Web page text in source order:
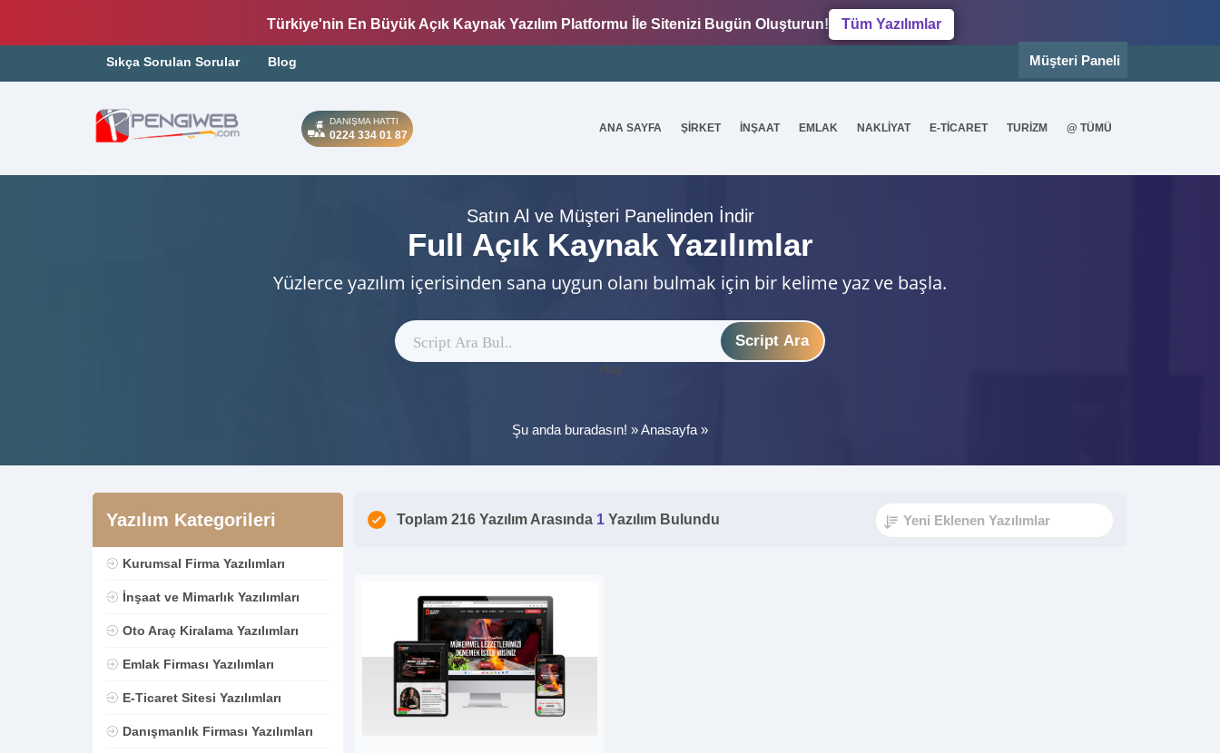
Türkiye'nin En Büyük Açık Kaynak Yazılım Platformu İle Sitenizi Bugün Oluşturun! Tüm Yazılımlar
Sıkça Sorulan Sorular Blog Müşteri Paneli
DANIŞMA HATTI
0224 334 01 87
ANA SAYFA ŞİRKET İNŞAAT EMLAK NAKLİYAT E-TİCARET TURİZM @ TÜMÜ
Satın Al ve Müşteri Panelinden İndir
Full Açık Kaynak Yazılımlar
Yüzlerce yazılım içerisinden sana uygun olanı bulmak için bir kelime yaz ve başla.
Script Ara
ytag
Şu anda buradasın! »Anasayfa »
Yazılım Kategorileri
Kurumsal Firma Yazılımları
İnşaat ve Mimarlık Yazılımları
Oto Araç Kiralama Yazılımları
Emlak Firması Yazılımları
E-Ticaret Sitesi Yazılımları
Danışmanlık Firması Yazılımları
Toplam 216 Yazılım Arasında 1 Yazılım Bulundu